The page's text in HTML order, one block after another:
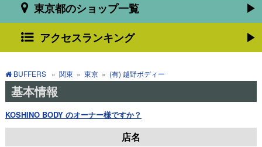
東京都のショップ一覧
アクセスランキング
BUFFERS » 関東 » 東京 » (有) 越野ボディー
基本情報
KOSHINO BODY のオーナー様ですか？
店名